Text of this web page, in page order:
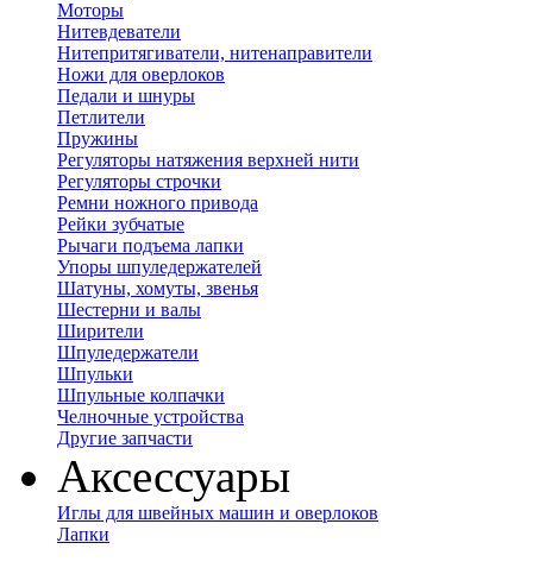
Моторы
Нитевдеватели
Нитепритягиватели, нитенаправители
Ножи для оверлоков
Педали и шнуры
Петлители
Пружины
Регуляторы натяжения верхней нити
Регуляторы строчки
Ремни ножного привода
Рейки зубчатые
Рычаги подъема лапки
Упоры шпуледержателей
Шатуны, хомуты, звенья
Шестерни и валы
Ширители
Шпуледержатели
Шпульки
Шпульные колпачки
Челночные устройства
Другие запчасти
Аксессуары
Иглы для швейных машин и оверлоков
Лапки